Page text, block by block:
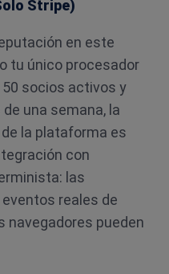
Stripe)
en este
tu único procesador
socios activos y
una semana, la
la plataforma es
con
las
reales de
navegadores pueden